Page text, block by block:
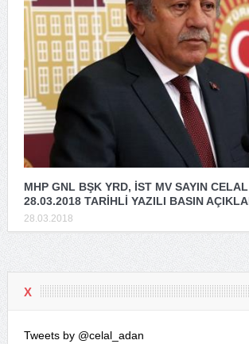
MHP GNL BŞK YRD, İST MV SAYIN CELAL
28.03.2018 TARİHLİ YAZILI BASIN
28.03.2018
X
Tweets by @celal_adan